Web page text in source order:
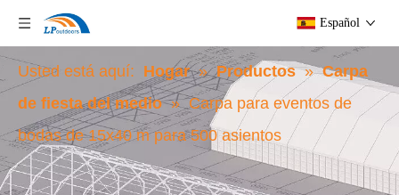
Español
Usted está aquí: Hogar » Productos » Carpa
de fiesta del medio » Carpa para eventos de
bodas de 15x40 m para 500 asientos